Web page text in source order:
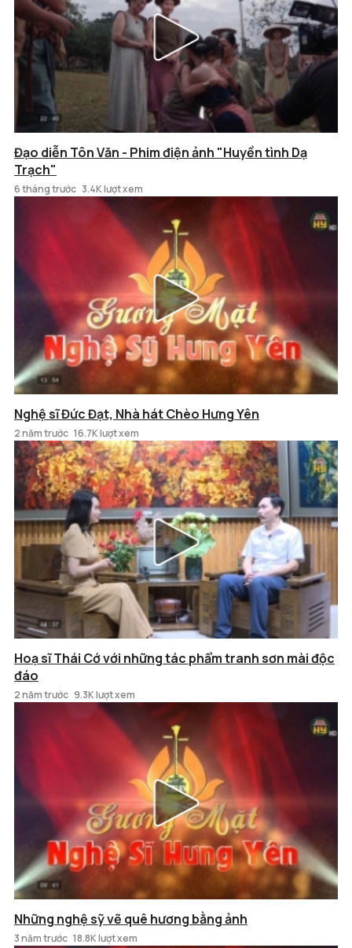
Đạo diễn Tôn Văn - Phim điện ảnh "Huyền tình Dạ
Trạch"
6 tháng trước 3.4K lượt xem
Nghệ sĩ Đức Đạt, Nhà hát Chèo Hưng Yên
2 năm trước 16.7K lượt xem
Hoạ sĩ Thái Cớ với những tác phẩm tranh sơn mài độc
đáo
2 năm trước 9.3K lượt xem
Những nghệ sỹ vẽ quê hương bằng ảnh
3 năm trước 18.8K lượt xem